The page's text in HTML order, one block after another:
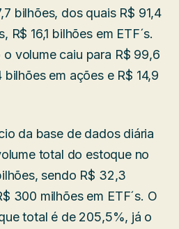
bilhões, dos quais R$ 91,4
R$ 16,1 bilhões em ETF´s.
volume caiu para R$ 99,6
em ações e R$ 14,9
da base de dados diária
total do estoque no
sendo R$ 32,3
300 milhões em ETF´s. O
total é de 205,5%, já o